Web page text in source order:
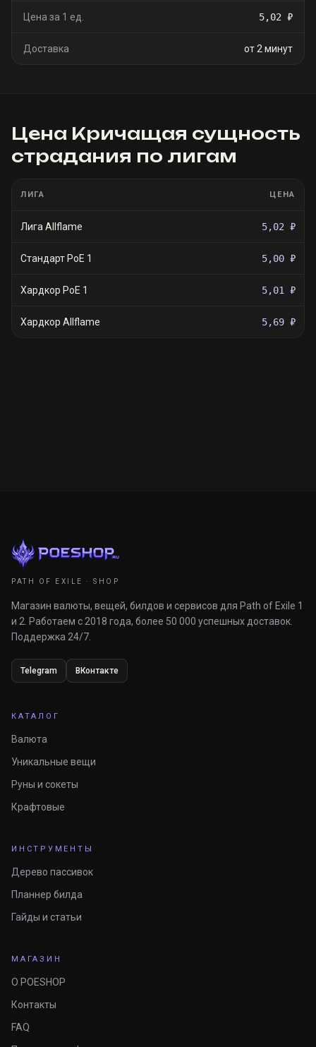
Цена за 1 ед. 5,02 ₽
Доставка от 2 минут
Цена Кричащая сущность
страдания по лигам
ЛИГА ЦЕНА
Лига Allflame 5,02 ₽
Стандарт PoE 1 5,00 ₽
Хардкор PoE 1 5,01 ₽
Хардкор Allflame 5,69 ₽
PATH OF EXILE · SHOP
Магазин валюты, вещей, билдов и сервисов для Path of Exile 1
и 2. Работаем с 2018 года, более 50 000 успешных доставок.
Поддержка 24/7.
Telegram ВКонтакте
КАТАЛОГ
Валюта
Уникальные вещи
Руны и сокеты
Крафтовые
ИНСТРУМЕНТЫ
Дерево пассивок
Планнер билда
Гайды и статьи
МАГАЗИН
О POESHOP
Контакты
FAQ